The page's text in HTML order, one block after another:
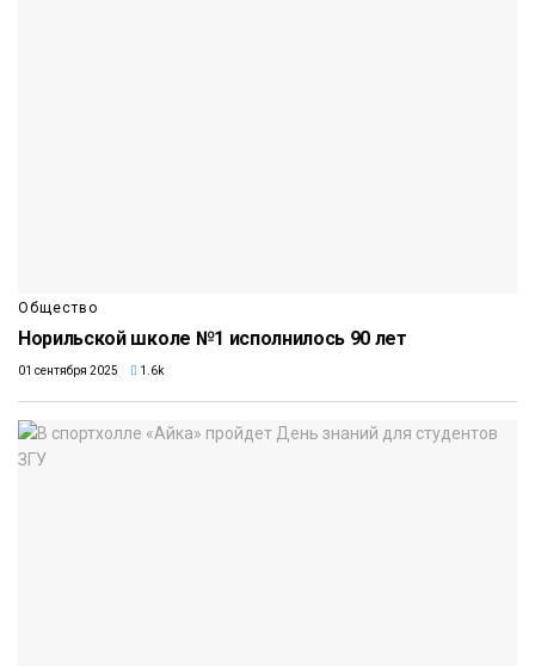
Общество
Норильской школе №1 исполнилось 90 лет
01 сентября 2025 1.6k